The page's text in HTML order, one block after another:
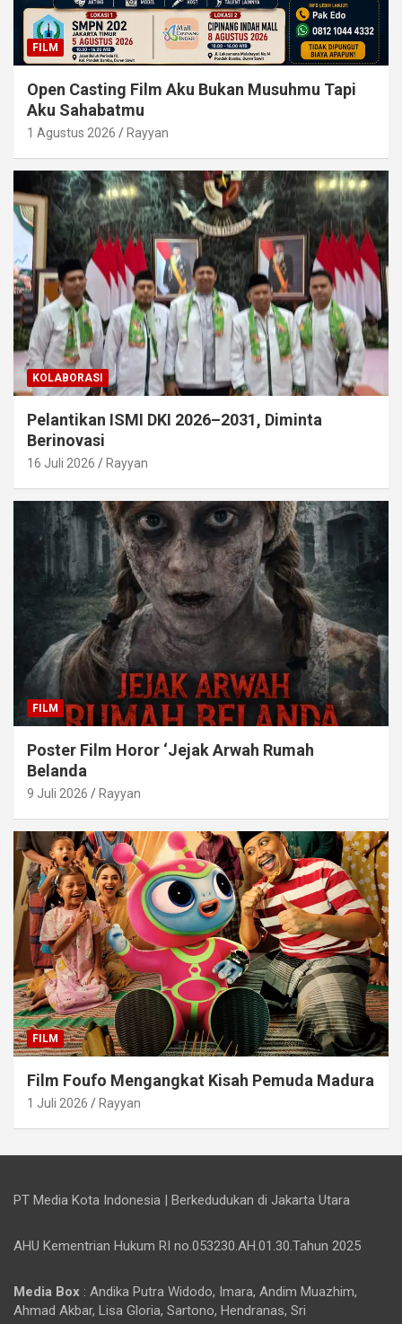
FILM
Open Casting Film Aku Bukan Musuhmu Tapi
Aku Sahabatmu
1 Agustus 2026 Rayyan
KOLABORASI
Pelantikan ISMI DKI 2026–2031, Diminta
Berinovasi
16 Juli 2026 Rayyan
FILM
Poster Film Horor ‘Jejak Arwah Rumah
Belanda
9 Juli 2026 Rayyan
FILM
Film Foufo Mengangkat Kisah Pemuda Madura
1 Juli 2026 Rayyan
PT Media Kota Indonesia | Berkedudukan di Jakarta Utara
AHU Kementrian Hukum RI no.053230.AH.01.30.Tahun 2025
Media Box : Andika Putra Widodo, Imara, Andim Muazhim,
Ahmad Akbar, Lisa Gloria, Sartono, Hendranas, Sri